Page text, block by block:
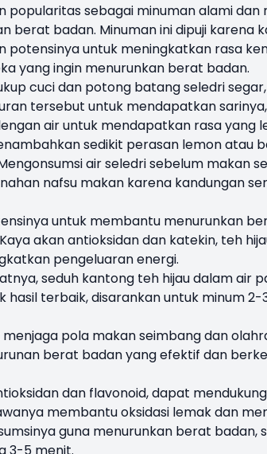
popularitas sebagai minuman alami dan
berat badan. Minuman ini dipuji karena
potensinya untuk meningkatkan rasa
yang ingin menurunkan berat badan.
cuci dan potong batang seledri
tersebut untuk mendapatkan
air untuk mendapatkan rasa yang
sedikit perasan lemon atau
air seledri sebelum makan
nafsu makan karena kandungan
untuk membantu menurunkan
akan antioksidan dan katekin, teh
pengeluaran energi.
seduh kantong teh hijau dalam air
hasil terbaik, disarankan untuk minum
pola makan seimbang dan
berat badan yang efektif dan
dan flavonoid, dapat
membantu oksidasi lemak dan
guna menurunkan berat badan,
3-5 menit.